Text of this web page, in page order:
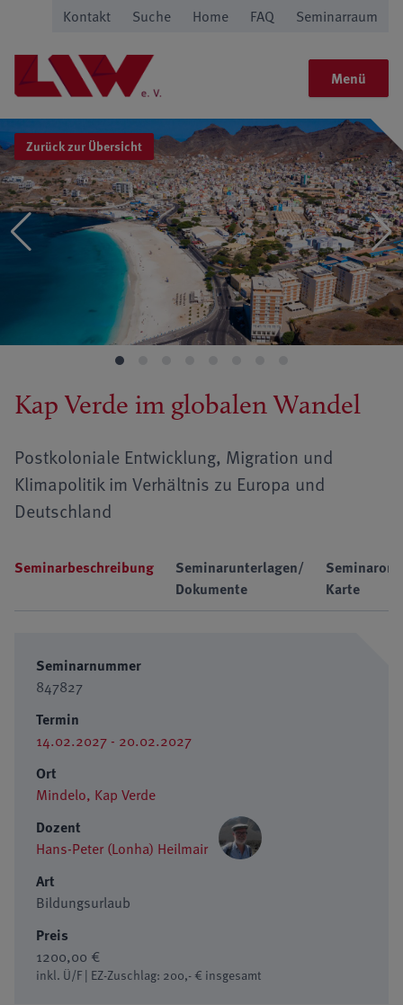
Kontakt Suche Home FAQ Seminarraum
Menü
Zurück zur Übersicht
Kap Verde im globalen Wandel
Postkoloniale Entwicklung, Migration und
Klimapolitik im Verhältnis zu Europa und
Deutschland
Seminarbeschreibung
Seminarunterlagen/
Dokumente
Seminarort/
Karte
Seminarnummer
847827
Termin
14.02.2027 - 20.02.2027
Ort
Mindelo, Kap Verde
Dozent
Hans-Peter (Lonha) Heilmair
Art
Bildungsurlaub
Preis
1200,00 €
inkl. Ü/F | EZ-Zuschlag: 200,- € insgesamt